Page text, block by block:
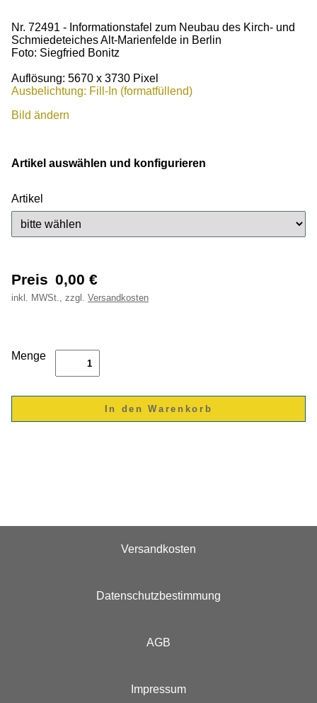
Nr. 72491 - Informationstafel zum Neubau des Kirch- und
Schmiedeteiches Alt-Marienfelde in Berlin
Foto: Siegfried Bonitz
Auflösung: 5670 x 3730 Pixel
Ausbelichtung: Fill-In (formatfüllend)
Bild ändern
Artikel auswählen und konfigurieren
Artikel
Preis 0,00 €
inkl. MWSt., zzgl. Versandkosten
Menge
Versandkosten
Datenschutzbestimmung
AGB
Impressum